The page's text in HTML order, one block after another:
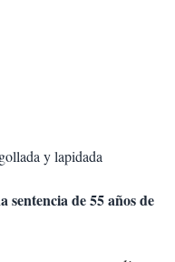
y lapidada
sentencia de 55 años de